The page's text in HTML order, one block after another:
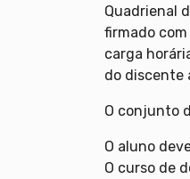
Quadrienal
firmado
carga
do discente
O conjunto
O aluno
O curso de